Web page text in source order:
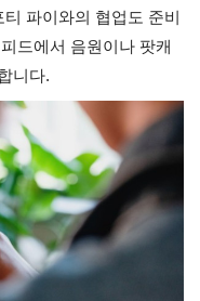
파이와의 협업도 준비
드에서 음원이나 팟캐
니다.